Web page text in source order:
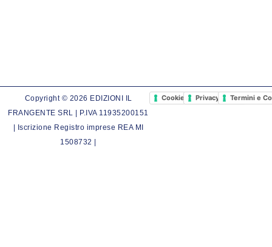
Copyright © 2026 EDIZIONI IL
FRANGENTE SRL | P.IVA 11935200151
| Iscrizione Registro imprese REA MI
1508732 |
Cookie PolicyPrivacy PolicyTermini e